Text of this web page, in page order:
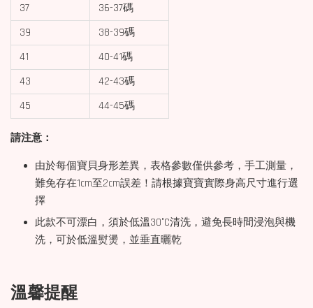
37
36-37碼
39
38-39碼
41
40-41碼
43
42-43碼
45
44-45碼
請注意：
由於每個寶貝身形差異，表格參數僅供參考，手工測量，
難免存在1cm至2cm誤差！請根據寶寶實際身高尺寸進行選
擇
此款不可漂白，須於低溫30°C清洗，避免長時間浸泡與機
洗，可於低溫熨燙，並垂直曬乾
溫馨提醒